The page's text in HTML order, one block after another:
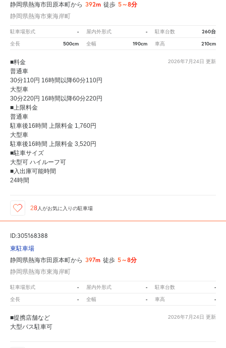
静岡県熱海市田原本町から 392m 徒歩 5～8分
静岡県熱海市東海岸町
駐車場形式 - 屋内外形式 - 駐車台数 260台
全長 500cm 全幅 190cm 車高 210cm
2026年7月24日 更新
■料金
普通車
30分110円 16時間以降60分110円
大型車
30分220円 16時間以降60分220円
■上限料金
普通車
駐車後16時間 上限料金 1,760円
大型車
駐車後16時間 上限料金 3,520円
■駐車サイズ
大型可 ハイルーフ可
■入出庫可能時間
24時間
28 人がお気に入りの駐車場
ID:305168388
東駐車場
静岡県熱海市田原本町から 397m 徒歩 5～8分
静岡県熱海市東海岸町
駐車場形式 - 屋内外形式 - 駐車台数 -
全長 - 全幅 - 車高 -
2026年7月24日 更新
■提携店舗など
大型バス駐車可